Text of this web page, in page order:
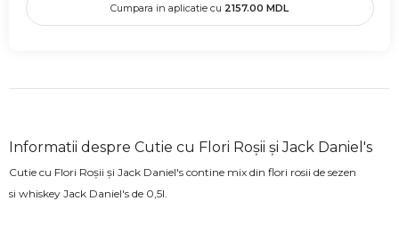
Cumpara in aplicatie cu 2157.00 MDL
Informatii despre Cutie cu Flori Roșii și Jack Daniel's
Cutie cu Flori Roșii și Jack Daniel's contine mix din flori rosii de sezen
si whiskey Jack Daniel's de 0,5l.